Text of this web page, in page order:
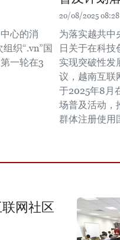
心的消
织“.vn”国
一轮在3
20/08/2025 08:28
为落实越共中
日关于在科技
实现突破性
议，越南互联
于2025年8月
场普及活动，
群体注册使用
网社区